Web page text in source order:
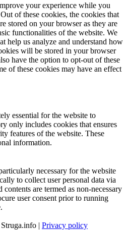
your experience while you
of these cookies, the cookies that
stored on your browser as they are
functionalities of the website. We
help us analyze and understand how
will be stored in your browser
have the option to opt-out of these
of these cookies may have an effect
essential for the website to
only includes cookies that ensures
features of the website. These
information.
necessary for the website
to collect user personal data via
are termed as non-necessary
user consent prior to running
| Privacy policy